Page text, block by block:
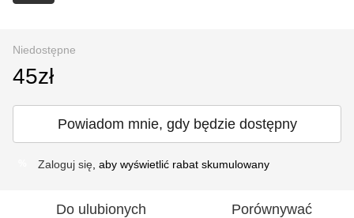
Niedostępne
45zł
Powiadom mnie, gdy będzie dostępny
Zaloguj się , aby wyświetlić rabat skumulowany
Do ulubionych Porównywać